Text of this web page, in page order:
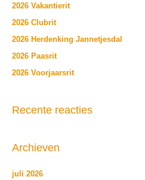
r
:
2026 Vakantierit
2026 Clubrit
2026 Herdenking Jannetjesdal
2026 Paasrit
2026 Voorjaarsrit
Recente reacties
Archieven
juli 2026